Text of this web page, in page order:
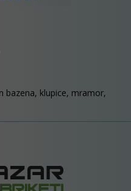
bazena, klupice, mramor,